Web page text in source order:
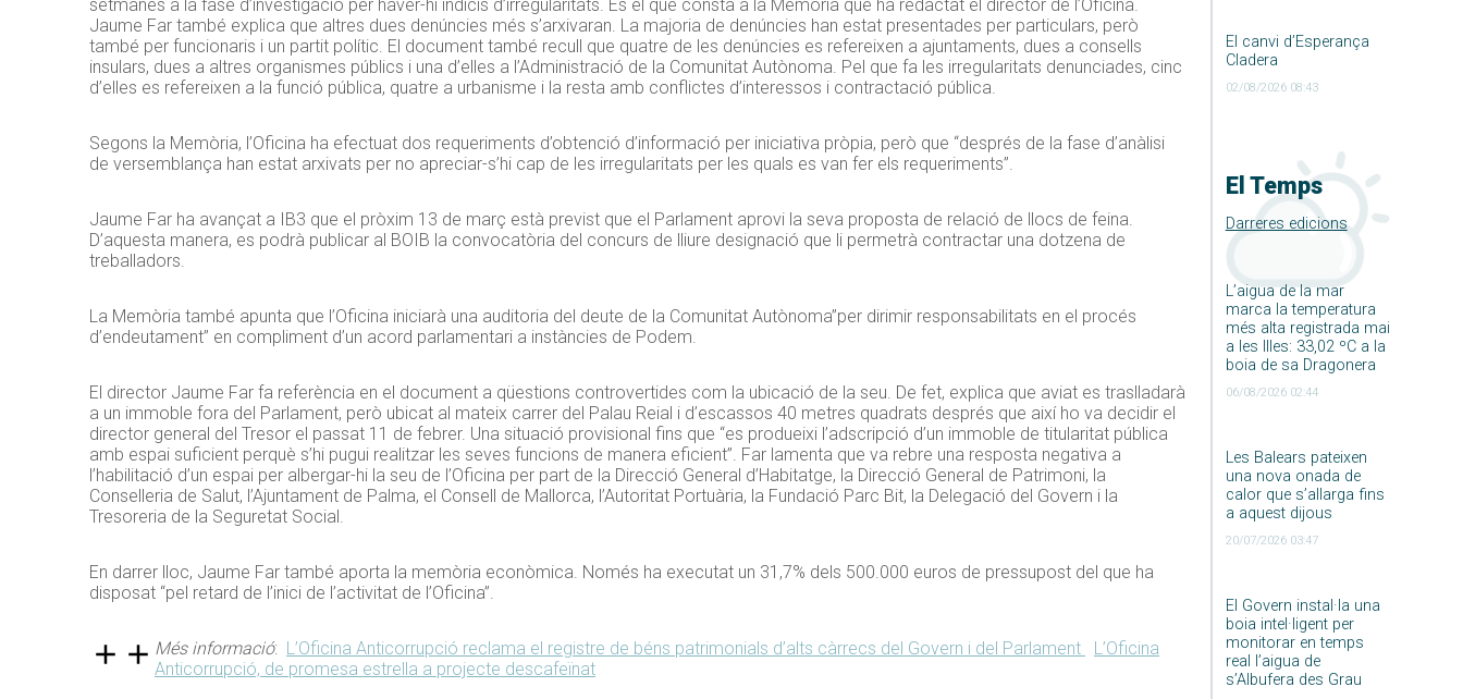
El canvi d’Esperança
Cladera
02/08/2026 08:43
El Temps
Darreres edicions
L’aigua de la mar
marca la temperatura
més alta registrada mai
a les Illes: 33,02 ºC a la
boia de sa Dragonera
06/08/2026 02:44
Les Balears pateixen
una nova onada de
calor que s’allarga fins
a aquest dijous
20/07/2026 03:47
El Govern instal·la una
boia intel·ligent per
monitorar en temps
real l’aigua de
s’Albufera des Grau
setmanes a la fase d’investigació per haver-hi indicis d’irregularitats. És el que consta a la Memòria que ha redactat el director de l’Oficina.
Jaume Far també explica que altres dues denúncies més s’arxivaran. La majoria de denúncies han estat presentades per particulars, però
també per funcionaris i un partit polític. El document també recull que quatre de les denúncies es refereixen a ajuntaments, dues a consells
insulars, dues a altres organismes públics i una d’elles a l’Administració de la Comunitat Autònoma. Pel que fa les irregularitats denunciades, cinc
d’elles es refereixen a la funció pública, quatre a urbanisme i la resta amb conflictes d’interessos i contractació pública.
Segons la Memòria, l’Oficina ha efectuat dos requeriments d’obtenció d’informació per iniciativa pròpia, però que “després de la fase d’anàlisi
de versemblança han estat arxivats per no apreciar-s’hi cap de les irregularitats per les quals es van fer els requeriments”.
Jaume Far ha avançat a IB3 que el pròxim 13 de març està previst que el Parlament aprovi la seva proposta de relació de llocs de feina.
D’aquesta manera, es podrà publicar al BOIB la convocatòria del concurs de lliure designació que li permetrà contractar una dotzena de
treballadors.
La Memòria també apunta que l’Oficina iniciarà una auditoria del deute de la Comunitat Autònoma”per dirimir responsabilitats en el procés
d’endeutament” en compliment d’un acord parlamentari a instàncies de Podem.
El director Jaume Far fa referència en el document a qüestions controvertides com la ubicació de la seu. De fet, explica que aviat es traslladarà
a un immoble fora del Parlament, però ubicat al mateix carrer del Palau Reial i d’escassos 40 metres quadrats després que així ho va decidir el
director general del Tresor el passat 11 de febrer. Una situació provisional fins que “es produeixi l’adscripció d’un immoble de titularitat pública
amb espai suficient perquè s’hi pugui realitzar les seves funcions de manera eficient”. Far lamenta que va rebre una resposta negativa a
l’habilitació d’un espai per albergar-hi la seu de l’Oficina per part de la Direcció General d’Habitatge, la Direcció General de Patrimoni, la
Conselleria de Salut, l’Ajuntament de Palma, el Consell de Mallorca, l’Autoritat Portuària, la Fundació Parc Bit, la Delegació del Govern i la
Tresoreria de la Seguretat Social.
En darrer lloc, Jaume Far també aporta la memòria econòmica. Només ha executat un 31,7% dels 500.000 euros de pressupost del que ha
disposat “pel retard de l’inici de l’activitat de l’Oficina”.
Més informació: L’Oficina Anticorrupció reclama el registre de béns patrimonials d’alts càrrecs del Govern i del Parlament
L’Oficina
Anticorrupció, de promesa estrella a projecte descafeïnat